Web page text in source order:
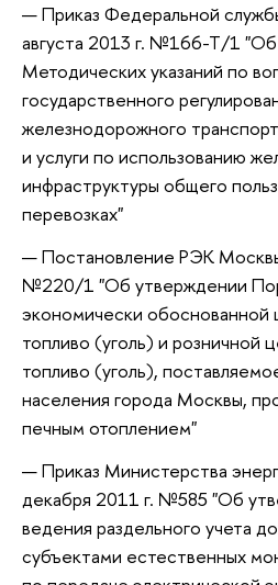
Приказ Федеральной
августа 2013 г. №166-Т/1
Методических указаний по
государственного
железнодорожного
и услуги по использованию
инфраструктуры общего
перевозках"
Постановление РЭК
№220/1 "Об утверждении
экономически обоснованной
топливо (уголь) и розничной
топливо (уголь),
населения города Москвы,
печным отоплением"
Приказ Министерства
декабря 2011 г. №585 "Об
ведения раздельного учета
субъектами естественных